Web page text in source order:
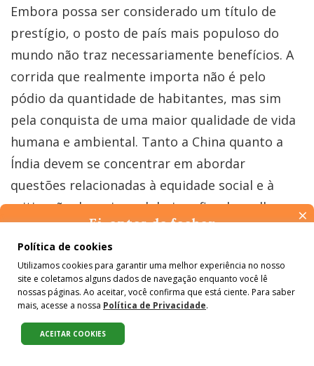
Embora possa ser considerado um título de
prestígio, o posto de país mais populoso do
mundo não traz necessariamente benefícios. A
corrida que realmente importa não é pelo
pódio da quantidade de habitantes, mas sim
pela conquista de uma maior qualidade de vida
humana e ambiental. Tanto a China quanto a
Índia devem se concentrar em abordar
questões relacionadas à equidade social e à
mitigação das crises globais, a fim de melhorar
ambiente.
Apoie o #Colabora!
Faça parte da campanha “10 anos, 101 apoiadores” e
Compartilhe:
Política de cookies
Utilizamos cookies para garantir uma melhor experiência no nosso
site e coletamos alguns dados de navegação enquanto você lê
nossas páginas. Ao aceitar, você confirma que está ciente. Para saber
mais, acesse a nossa Política de Privacidade.
ACEITAR COOKIES
×
Ei, antes de fechar…
Pense na importância de manter-se informado(a). Quer ter
colunistas e reportagens especiais? Receba a nossa newsletter.
É de graça :)